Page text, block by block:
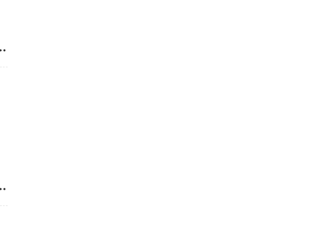
80 cm / 31 in, Color: Rosa Pálido, Talla: S